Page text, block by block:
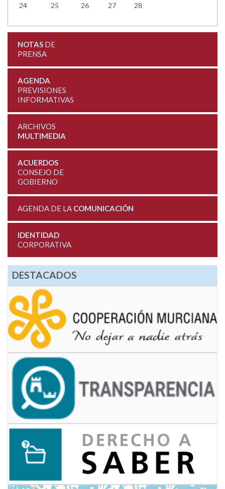
24 25 26 27 28
NOTASDE
PRENSA
AGENDA
PREVISIONES
INFORMATIVAS
ARCHIVOS
MULTIMEDIA
ACUERDOS
CONSEJO DE
GOBIERNO
AGENDA DE LA COMUNICACIÓN
IDENTIDAD
CORPORATIVA
DESTACADOS